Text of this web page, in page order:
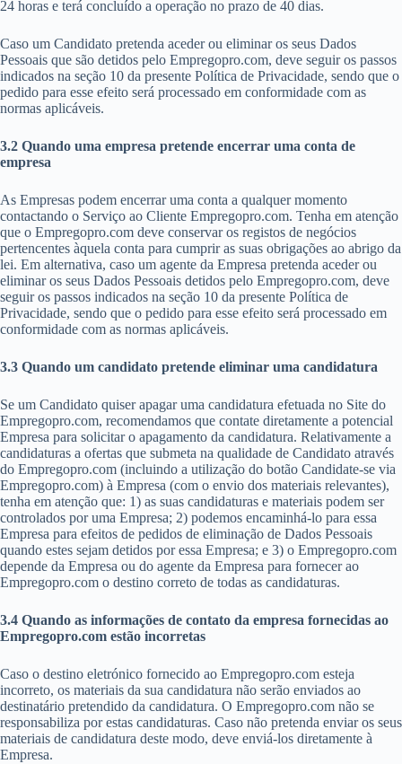
24 horas e terá concluído a operação no prazo de 40 dias.
Caso um Candidato pretenda aceder ou eliminar os seus Dados
Pessoais que são detidos pelo Empregopro.com, deve seguir os passos
indicados na seção 10 da presente Política de Privacidade, sendo que o
pedido para esse efeito será processado em conformidade com as
normas aplicáveis.
3.2 Quando uma empresa pretende encerrar uma conta de
empresa
As Empresas podem encerrar uma conta a qualquer momento
contactando o Serviço ao Cliente Empregopro.com. Tenha em atenção
que o Empregopro.com deve conservar os registos de negócios
pertencentes àquela conta para cumprir as suas obrigações ao abrigo da
lei. Em alternativa, caso um agente da Empresa pretenda aceder ou
eliminar os seus Dados Pessoais detidos pelo Empregopro.com, deve
seguir os passos indicados na seção 10 da presente Política de
Privacidade, sendo que o pedido para esse efeito será processado em
conformidade com as normas aplicáveis.
3.3 Quando um candidato pretende eliminar uma candidatura
Se um Candidato quiser apagar uma candidatura efetuada no Site do
Empregopro.com, recomendamos que contate diretamente a potencial
Empresa para solicitar o apagamento da candidatura. Relativamente a
candidaturas a ofertas que submeta na qualidade de Candidato através
do Empregopro.com (incluindo a utilização do botão Candidate-se via
Empregopro.com) à Empresa (com o envio dos materiais relevantes),
tenha em atenção que: 1) as suas candidaturas e materiais podem ser
controlados por uma Empresa; 2) podemos encaminhá-lo para essa
Empresa para efeitos de pedidos de eliminação de Dados Pessoais
quando estes sejam detidos por essa Empresa; e 3) o Empregopro.com
depende da Empresa ou do agente da Empresa para fornecer ao
Empregopro.com o destino correto de todas as candidaturas.
3.4 Quando as informações de contato da empresa fornecidas ao
Empregopro.com estão incorretas
Caso o destino eletrónico fornecido ao Empregopro.com esteja
incorreto, os materiais da sua candidatura não serão enviados ao
destinatário pretendido da candidatura. O Empregopro.com não se
responsabiliza por estas candidaturas. Caso não pretenda enviar os seus
materiais de candidatura deste modo, deve enviá-los diretamente à
Empresa.